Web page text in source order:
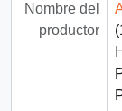
Nombre del
productor